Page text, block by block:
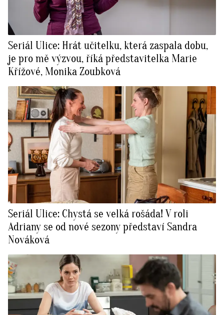
Seriál Ulice: Hrát učitelku, která zaspala dobu,
je pro mě výzvou, říká představitelka Marie
Křížové, Monika Zoubková
Seriál Ulice: Chystá se velká rošáda! V roli
Adriany se od nové sezony představí Sandra
Nováková